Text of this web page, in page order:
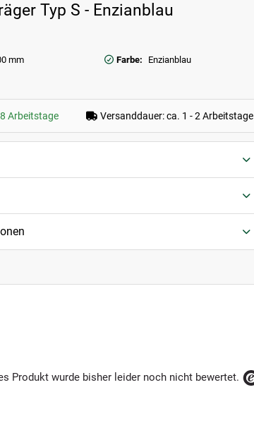
Typ S - Enzianblau
mm Farbe:
Enzianblau
Arbeitstage Versanddauer: ca. 1 - 2 Arbeitstage
Produkt wurde bisher leider noch nicht bewertet.